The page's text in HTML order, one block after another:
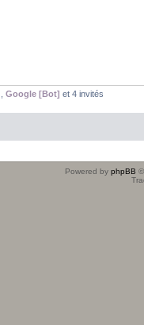
Google [Bot] et 4 invités
Powered by phpBB